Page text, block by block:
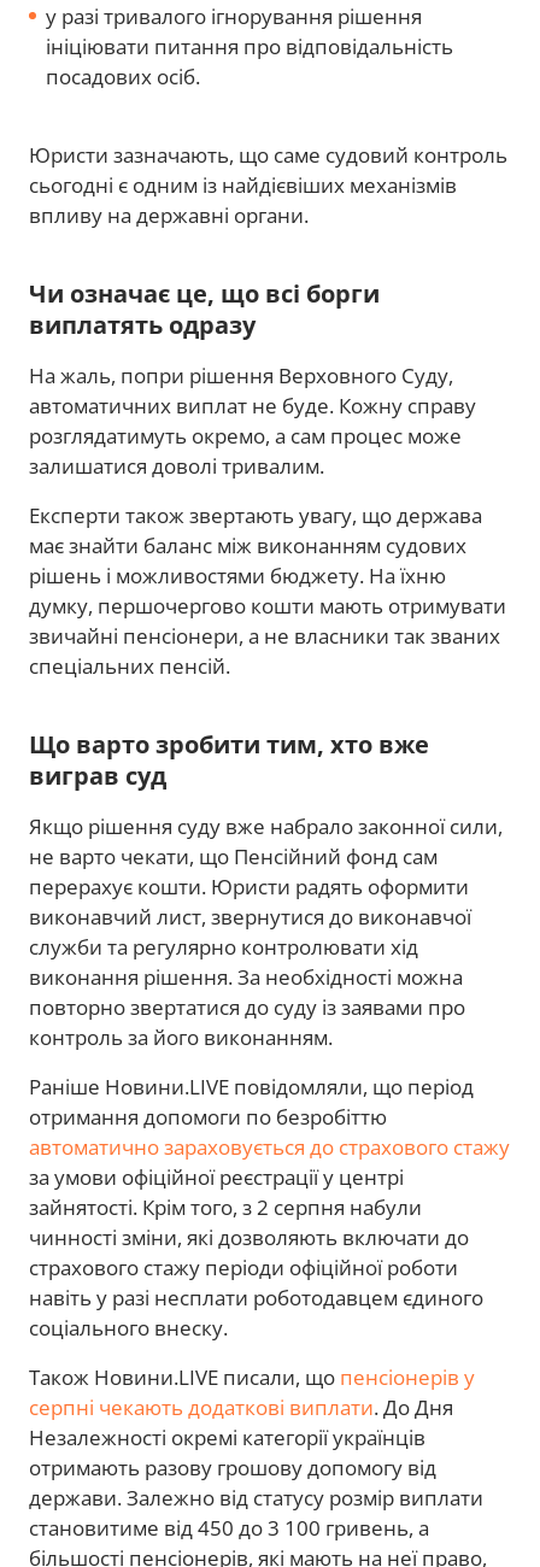
у разі тривалого ігнорування рішення
ініціювати питання про відповідальність
посадових осіб.
Юристи зазначають, що саме судовий контроль
сьогодні є одним із найдієвіших механізмів
впливу на державні органи.
Чи означає це, що всі борги
виплатять одразу
На жаль, попри рішення Верховного Суду,
автоматичних виплат не буде. Кожну справу
розглядатимуть окремо, а сам процес може
залишатися доволі тривалим.
Експерти також звертають увагу, що держава
має знайти баланс між виконанням судових
рішень і можливостями бюджету. На їхню
думку, першочергово кошти мають отримувати
звичайні пенсіонери, а не власники так званих
спеціальних пенсій.
Що варто зробити тим, хто вже
виграв суд
Якщо рішення суду вже набрало законної сили,
не варто чекати, що Пенсійний фонд сам
перерахує кошти. Юристи радять оформити
виконавчий лист, звернутися до виконавчої
служби та регулярно контролювати хід
виконання рішення. За необхідності можна
повторно звертатися до суду із заявами про
контроль за його виконанням.
Раніше Новини.LIVE повідомляли, що період
отримання допомоги по безробіттю
автоматично зараховується до страхового стажу
за умови офіційної реєстрації у центрі
зайнятості. Крім того, з 2 серпня набули
чинності зміни, які дозволяють включати до
страхового стажу періоди офіційної роботи
навіть у разі несплати роботодавцем єдиного
соціального внеску.
Також Новини.LIVE писали, що пенсіонерів у
серпні чекають додаткові виплати. До Дня
Незалежності окремі категорії українців
отримають разову грошову допомогу від
держави. Залежно від статусу розмір виплати
становитиме від 450 до 3 100 гривень, а
більшості пенсіонерів, які мають на неї право,